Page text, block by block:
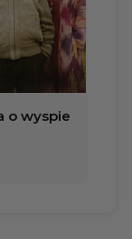
o wyspie